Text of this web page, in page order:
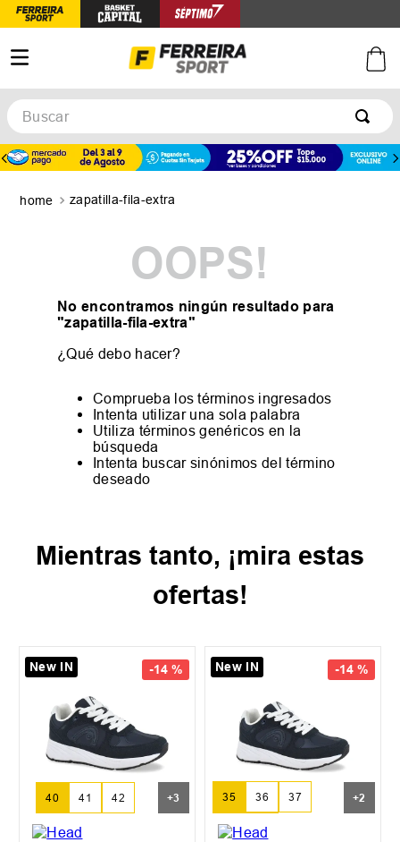
Buscar
zapatilla-fila-extra
OOPS!
No encontramos ningún resultado para
"zapatilla-fila-extra"
¿Qué debo hacer?
Comprueba los términos ingresados
Intenta utilizar una sola palabra
Utiliza términos genéricos en la
búsqueda
Intenta buscar sinónimos del término
deseado
Mientras tanto, ¡mira estas
ofertas!
-14 %
New IN
40 41 42 +3
-14 %
New IN
35 36 37
38 39
+2
TÉRMINOS MÁS BUSCADOS
zapatillas
zapatillas mujer
zapatillas adidas